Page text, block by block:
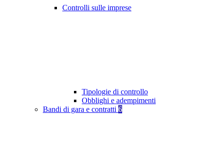
Controlli sulle imprese
Tipologie di controllo
Obblighi e adempimenti
Bandi di gara e contratti 6